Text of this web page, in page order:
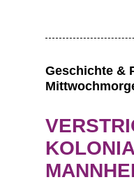
Geschichte &